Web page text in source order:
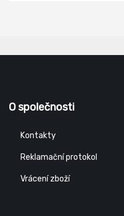
O společnosti
Kontakty
Reklamační protokol
Vrácení zboží